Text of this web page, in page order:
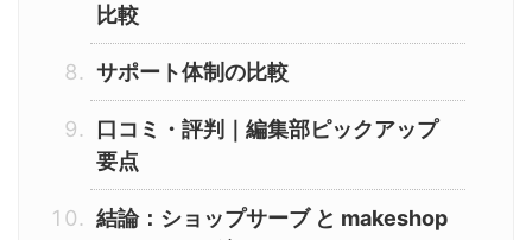
比較
サポート体制の比較
口コミ・評判｜編集部ピックアップ
要点
結論：ショップサーブ と makeshop